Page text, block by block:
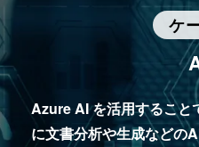
公益財団法人・観光施
課題
ケ
Azure AI を活用すること
に文書分析や生成などの